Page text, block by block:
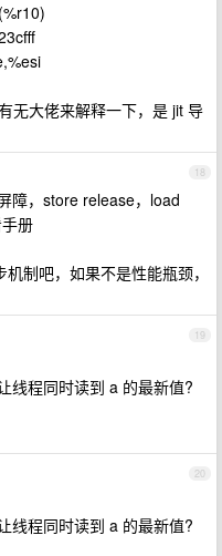
无大佬来解释一下，是 jit 导
18
障，store release，load
册
制吧，如果不是性能瓶颈，
19
线程同时读到 a 的最新值?
20
线程同时读到 a 的最新值?